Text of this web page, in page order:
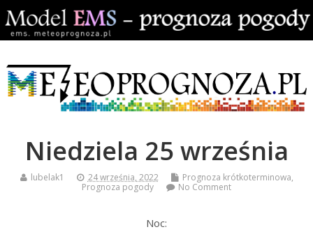
Niedziela 25 września
lubelak1 24 września, 2022 Prognoza krótkoterminowa,
Prognoza pogody
No Comment
Noc: